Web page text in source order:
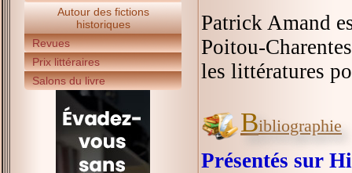
Autour des fictions
historiques
Revues
Prix littéraires
Salons du livre
Patrick Amand
Poitou-
les littératures
Bibliographie
Présentés sur